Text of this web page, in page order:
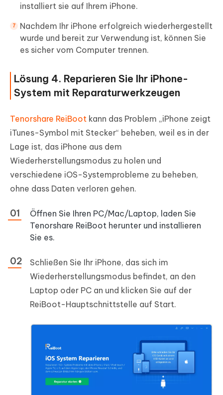
installiert sie auf Ihrem iPhone.
Nachdem Ihr iPhone erfolgreich wiederhergestellt
wurde und bereit zur Verwendung ist, können Sie
es sicher vom Computer trennen.
Lösung 4. Reparieren Sie Ihr iPhone-
System mit Reparaturwerkzeugen
Tenorshare ReiBoot kann das Problem „iPhone zeigt
iTunes-Symbol mit Stecker“ beheben, weil es in der
Lage ist, das iPhone aus dem
Wiederherstellungsmodus zu holen und
verschiedene iOS-Systemprobleme zu beheben,
ohne dass Daten verloren gehen.
Öffnen Sie Ihren PC/Mac/Laptop, laden Sie
Tenorshare ReiBoot herunter und installieren
Sie es.
Schließen Sie Ihr iPhone, das sich im
Wiederherstellungsmodus befindet, an den
Laptop oder PC an und klicken Sie auf der
ReiBoot-Hauptschnittstelle auf Start.